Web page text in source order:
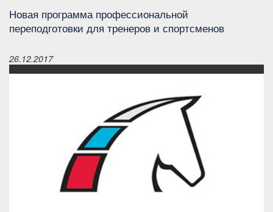
Новая программа профессиональной
переподготовки для тренеров и спортсменов
26.12.2017